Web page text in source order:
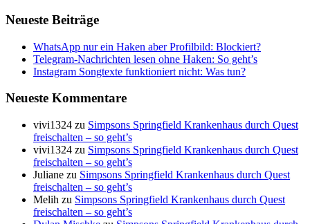
Neueste Beiträge
WhatsApp nur ein Haken aber Profilbild: Blockiert?
Telegram-Nachrichten lesen ohne Haken: So geht’s
Instagram Songtexte funktioniert nicht: Was tun?
Neueste Kommentare
vivi1324 zu Simpsons Springfield Krankenhaus durch Quest
freischalten – so geht’s
vivi1324 zu Simpsons Springfield Krankenhaus durch Quest
freischalten – so geht’s
Juliane zu Simpsons Springfield Krankenhaus durch Quest
freischalten – so geht’s
Melih zu Simpsons Springfield Krankenhaus durch Quest
freischalten – so geht’s